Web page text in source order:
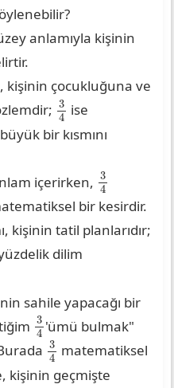
anlamıyla kişinin
kişinin çocukluğuna ve
3
4
3 4ise
bir kısmını
içerirken, 3
4
3
bir kesirdir.
kişinin tatil planlarıdır;
dilim
sahile yapacağı bir
3
4
34
'ümü bulmak"
3
4
3 matematiksel
kişinin geçmişte